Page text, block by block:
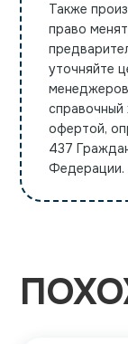
Также
право
уточняйте
справочный
офертой,
437
Федерации.